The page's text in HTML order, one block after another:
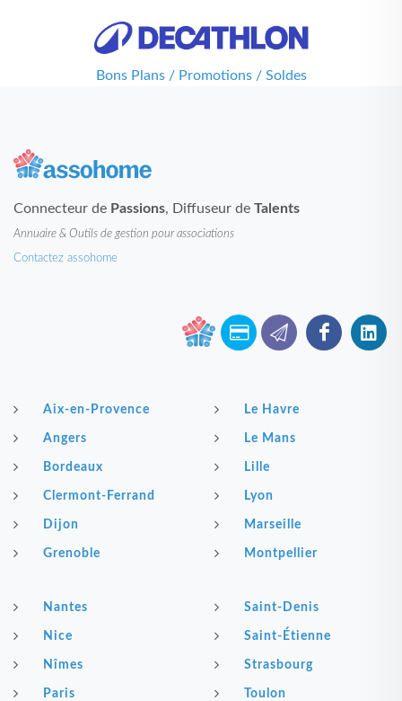
Bons Plans / Promotions / Soldes
Connecteur de Passions, Diffuseur de Talents
Annuaire & Outils de gestion pour associations
Contactez assohome
Aix-en-Provence
Angers
Bordeaux
Clermont-Ferrand
Dijon
Grenoble
Le Havre
Le Mans
Lille
Lyon
Marseille
Montpellier
Nantes
Nice
Nîmes
Paris
Saint-Denis
Saint-Étienne
Strasbourg
Toulon